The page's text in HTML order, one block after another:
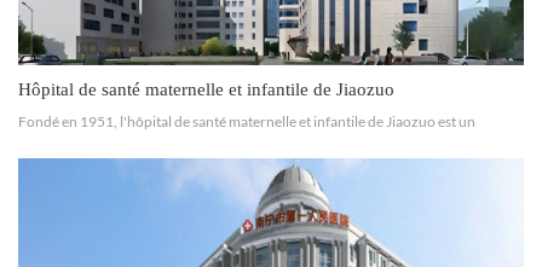
Hôpital de santé maternelle et infantile de Jiaozuo
Fondé en 1951, l'hôpital de santé maternelle et infantile de Jiaozuo est un
soins, les traitements médicaux, la prévention...